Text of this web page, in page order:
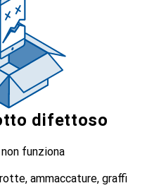
difettoso
funziona
ammaccature, graffi